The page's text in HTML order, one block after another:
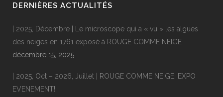
DERNIÈRES ACTUALITÉS
| 2025, Décembre | Le microscope qui a « vu » les algues
des neiges en 1761 exposé à ROUGE COMME NEIGE
décembre 15, 2025
| 2025, Oct – 2026, Juillet | ROUGE COMME NEIGE, EXPO
EVENEMENT!